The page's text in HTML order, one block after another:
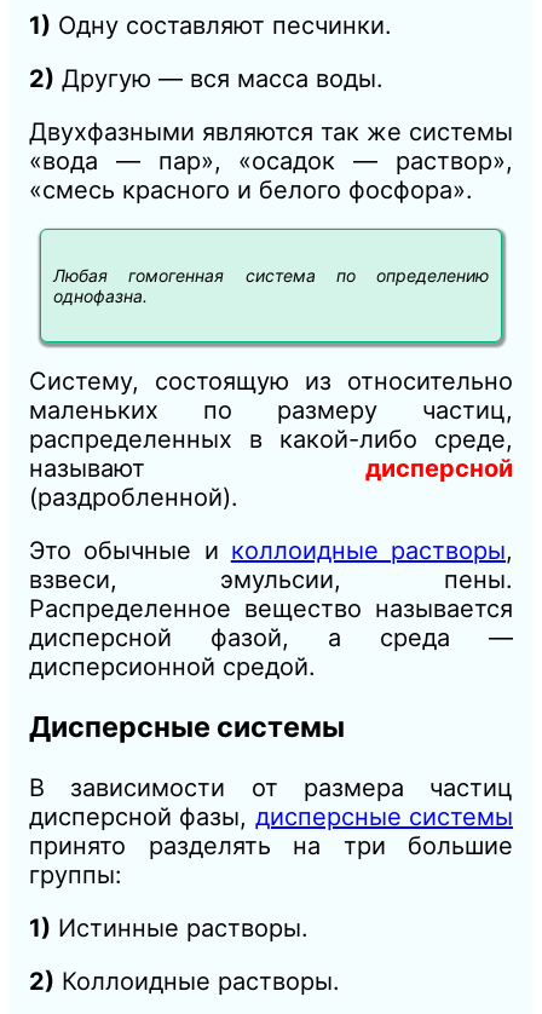
1) Одну составляют песчинки.
2) Другую — вся масса воды.
Двухфазными являются так же системы
«вода — пар», «осадок — раствор»,
«смесь красного и белого фосфора».
Любая гомогенная система по определению
однофазна.
Систему, состоящую из относительно
маленьких по размеру частиц,
распределенных в какой-либо среде,
называют дисперсной
(раздробленной).
Это обычные и коллоидные растворы,
взвеси, эмульсии, пены.
Распределенное вещество называется
дисперсной фазой, а среда —
дисперсионной средой.
Дисперсные системы
В зависимости от размера частиц
дисперсной фазы, дисперсные системы
принято разделять на три большие
группы:
1) Истинные растворы.
2) Коллоидные растворы.